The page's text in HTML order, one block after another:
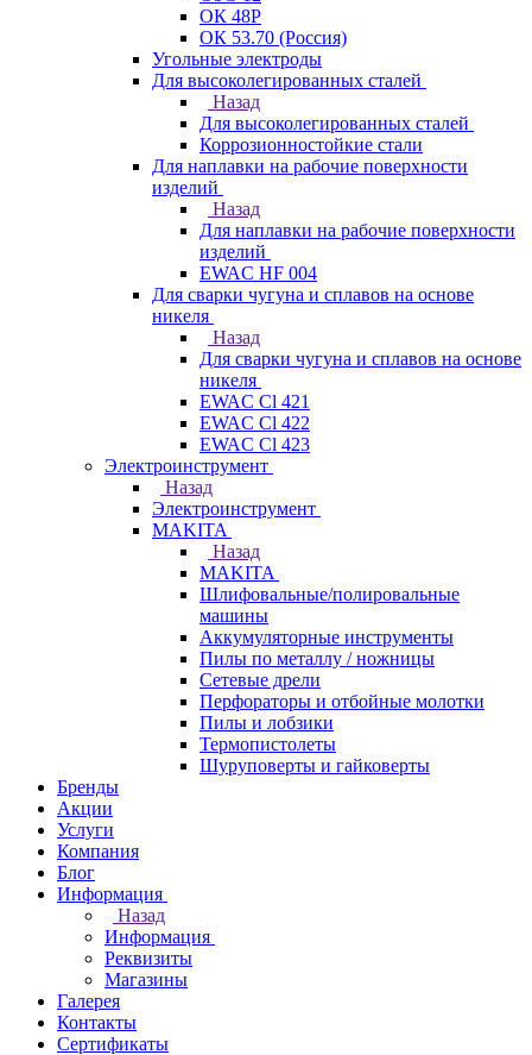
ОК 48Р
ОК 53.70 (Россия)
Угольные электроды
Для высоколегированных сталей
Назад
Для высоколегированных сталей
Коррозионностойкие стали
Для наплавки на рабочие поверхности
изделий
Назад
Для наплавки на рабочие поверхности
изделий
EWAC HF 004
Для сварки чугуна и сплавов на основе
никеля
Назад
Для сварки чугуна и сплавов на основе
никеля
EWAC Cl 421
EWAC Cl 422
EWAC Cl 423
Электроинструмент
Назад
Электроинструмент
МAKITA
Назад
МAKITA
Шлифовальные/полировальные
машины
Аккумуляторные инструменты
Пилы по металлу / ножницы
Сетевые дрели
Перфораторы и отбойные молотки
Пилы и лобзики
Термопистолеты
Шуруповерты и гайковерты
Бренды
Акции
Услуги
Компания
Блог
Информация
Назад
Информация
Реквизиты
Магазины
Галерея
Контакты
Сертификаты